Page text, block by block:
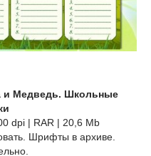
и Медведь. Школьные
dpi | RAR | 20,6 Mb
Шрифты в архиве.